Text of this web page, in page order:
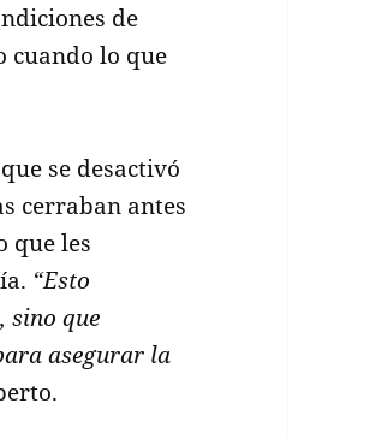
de
cuando lo que
se desactivó
cerraban antes
que les
“Esto
sino que
asegurar la